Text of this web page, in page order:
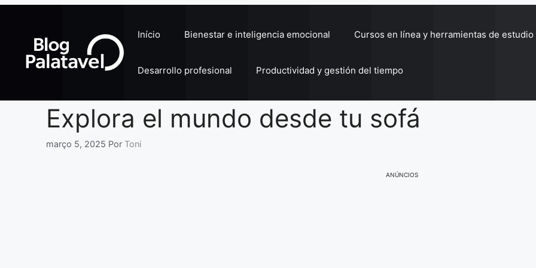
conteúdo
Início Bienestar e inteligencia emocional Cursos en línea y herramientas de estudio
Desarrollo profesional Productividad y gestión del tiempo
Explora el mundo desde tu sofá
março 5, 2025 Por Toni
ANÚNCIOS